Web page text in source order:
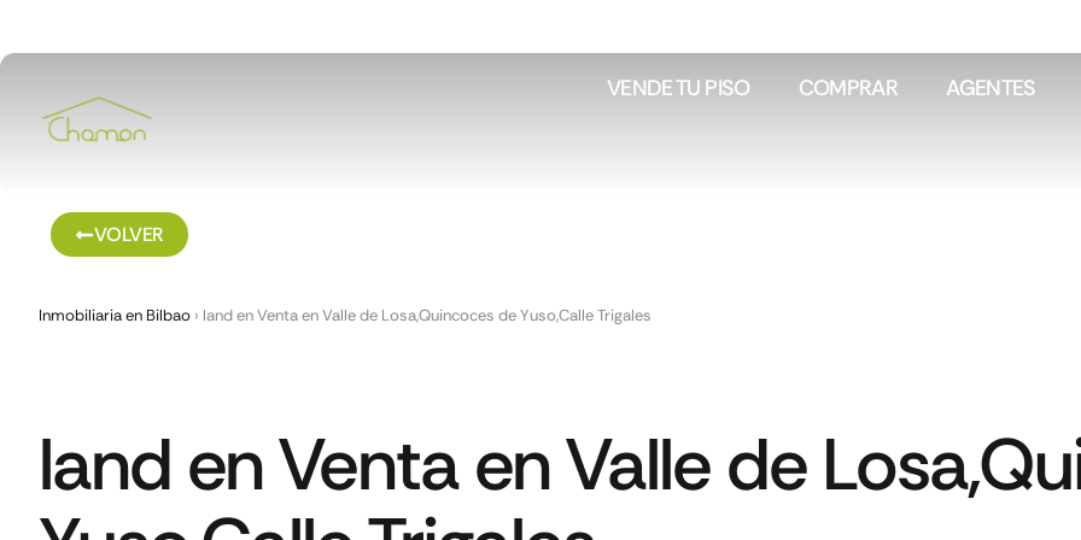
VENDE TU PISO COMPRAR AGENTES
VOLVER
Inmobiliaria en Bilbao › land en Venta en Valle de Losa,Quincoces de Yuso,Calle Trigales
land en Venta en Valle de